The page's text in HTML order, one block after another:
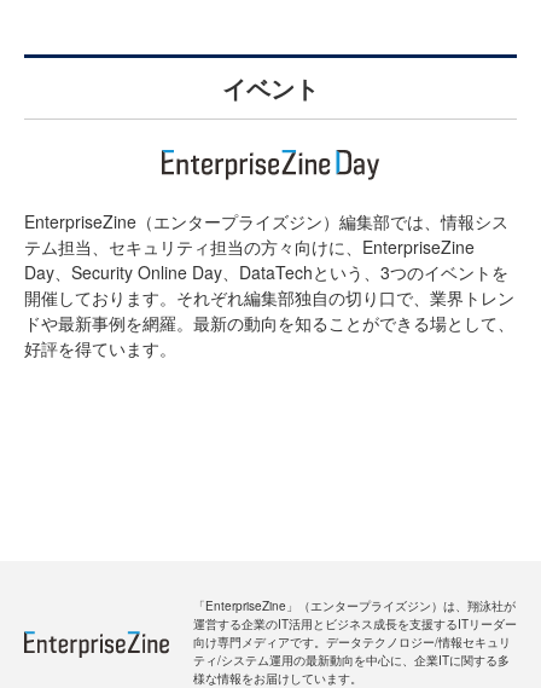
イベント
EnterpriseZine（エンタープライズジン）編集部では、情報シス
テム担当、セキュリティ担当の方々向けに、EnterpriseZine
Day、Security Online Day、DataTechという、3つのイベントを
開催しております。それぞれ編集部独自の切り口で、業界トレン
ドや最新事例を網羅。最新の動向を知ることができる場として、
好評を得ています。
「EnterpriseZine」（エンタープライズジン）は、翔泳社が
運営する企業のIT活用とビジネス成長を支援するITリーダー
向け専門メディアです。データテクノロジー/情報セキュリ
ティ/システム運用の最新動向を中心に、企業ITに関する多
様な情報をお届けしています。